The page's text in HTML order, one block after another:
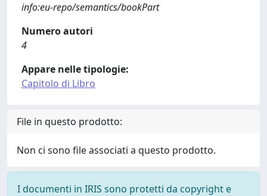
info:eu-repo/semantics/bookPart
Numero autori
4
Appare nelle tipologie:
Capitolo di Libro
File in questo prodotto:
Non ci sono file associati a questo prodotto.
I documenti in IRIS sono protetti da copyright e